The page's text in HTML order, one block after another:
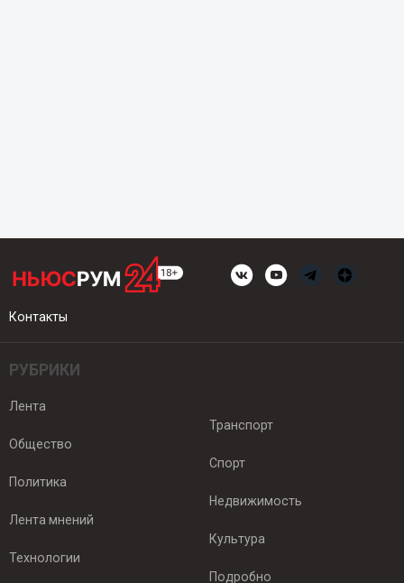
Контакты
РУБРИКИ
Лента
Общество
Политика
Лента мнений
Технологии
Транспорт
Спорт
Недвижимость
Культура
Подробно